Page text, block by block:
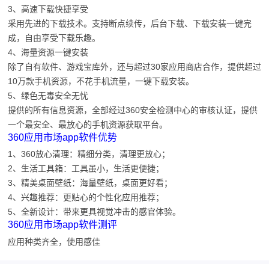
3、高速下载快捷享受
采用先进的下载技术。支持断点续传，后台下载、下载安装一键完
成，自由享受下载乐趣。
4、海量资源一键安装
除了自有软件、游戏宝库外，还与超过30家应用商店合作，提供超过
10万款手机资源，不花手机流量，一键下载安装。
5、绿色无毒安全无忧
提供的所有信息资源，全部经过360安全检测中心的审核认证，提供
一个最安全、最放心的手机资源获取平台。
360应用市场app软件优势
1、360放心清理：精细分类，清理更放心；
2、生活工具箱：工具虽小，生活更便捷；
3、精美桌面壁纸：海量壁纸，桌面更好看；
4、兴趣推荐：更贴心的个性化应用推荐；
5、全新设计：带来更具视觉冲击的感官体验。
360应用市场app软件测评
应用种类齐全，使用感佳